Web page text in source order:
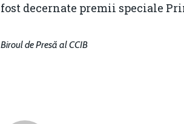
fost decernate premii speciale
Biroul de Presă al CCIB